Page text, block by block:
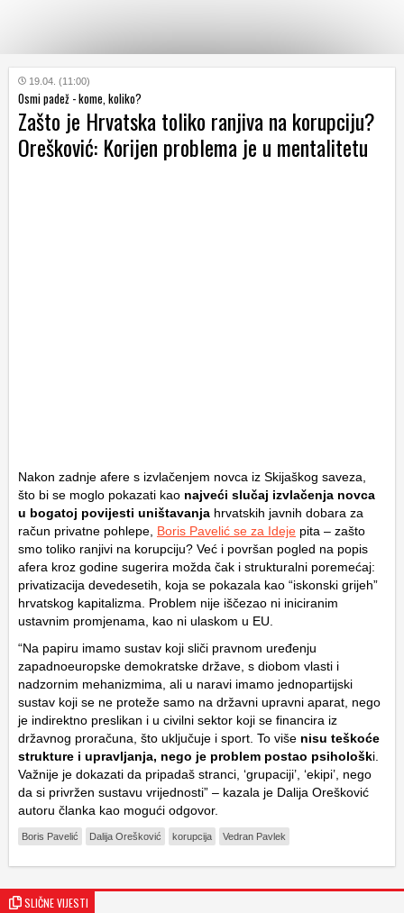
KATEGORIJE
HRVATSKI
WEB
19.04. (11:00)
Osmi padež - kome, koliko?
Zašto je Hrvatska toliko ranjiva na korupciju?
Orešković: Korijen problema je u mentalitetu
Nakon zadnje afere s izvlačenjem novca iz Skijaškog saveza,
što bi se moglo pokazati kao najveći slučaj izvlačenja novca
u bogatoj povijesti uništavanja hrvatskih javnih dobara za
račun privatne pohlepe, Boris Pavelić se za Ideje pita – zašto
smo toliko ranjivi na korupciju? Već i površan pogled na popis
afera kroz godine sugerira možda čak i strukturalni poremećaj:
privatizacija devedesetih, koja se pokazala kao “iskonski grijeh”
hrvatskog kapitalizma. Problem nije iščezao ni iniciranim
ustavnim promjenama, kao ni ulaskom u EU.
“Na papiru imamo sustav koji sliči pravnom uređenju
zapadnoeuropske demokratske države, s diobom vlasti i
nadzornim mehanizmima, ali u naravi imamo jednopartijski
sustav koji se ne proteže samo na državni upravni aparat, nego
je indirektno preslikan i u civilni sektor koji se financira iz
državnog proračuna, što uključuje i sport. To više nisu teškoće
strukture i upravljanja, nego je problem postao psihološki.
Važnije je dokazati da pripadaš stranci, ‘grupaciji’, ‘ekipi’, nego
da si privržen sustavu vrijednosti” – kazala je Dalija Orešković
autoru članka kao mogući odgovor.
Boris Pavelić Dalija Orešković korupcija Vedran Pavlek
SLIČNE VIJESTI